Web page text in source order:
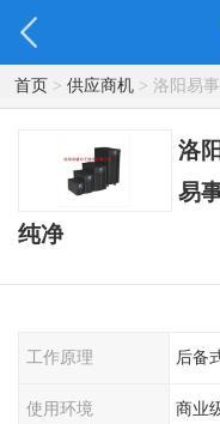
首页> 供应商机> 洛阳易事
批发 正弦波输出纯净
洛
易
纯净
工作原理 后备
使用环境 商业